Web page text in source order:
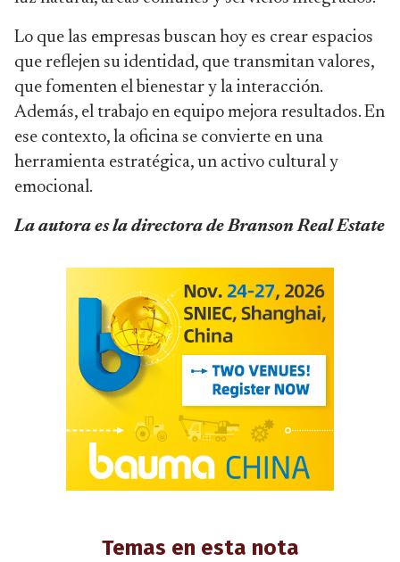
Lo que las empresas buscan hoy es crear espacios
que reflejen su identidad, que transmitan valores,
que fomenten el bienestar y la interacción.
Además, el trabajo en equipo mejora resultados. En
ese contexto, la oficina se convierte en una
herramienta estratégica, un activo cultural y
emocional.
La autora es la directora de Branson Real Estate
Temas en esta nota